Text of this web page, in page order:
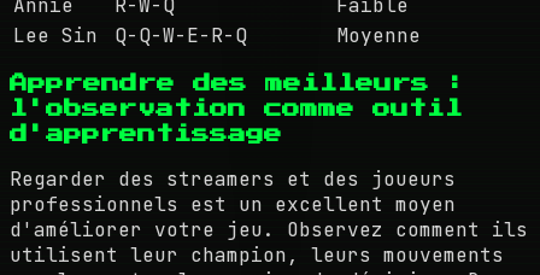
Annie R-W-Q
Faible
Lee Sin
Q-Q-W-E-R-Q Moyenne
Apprendre des meilleurs :
l'observation comme outil
d'apprentissage
Regarder des streamers et des joueurs
professionnels est un excellent moyen
d'améliorer votre jeu. Observez comment ils
utilisent leur champion, leurs mouvements